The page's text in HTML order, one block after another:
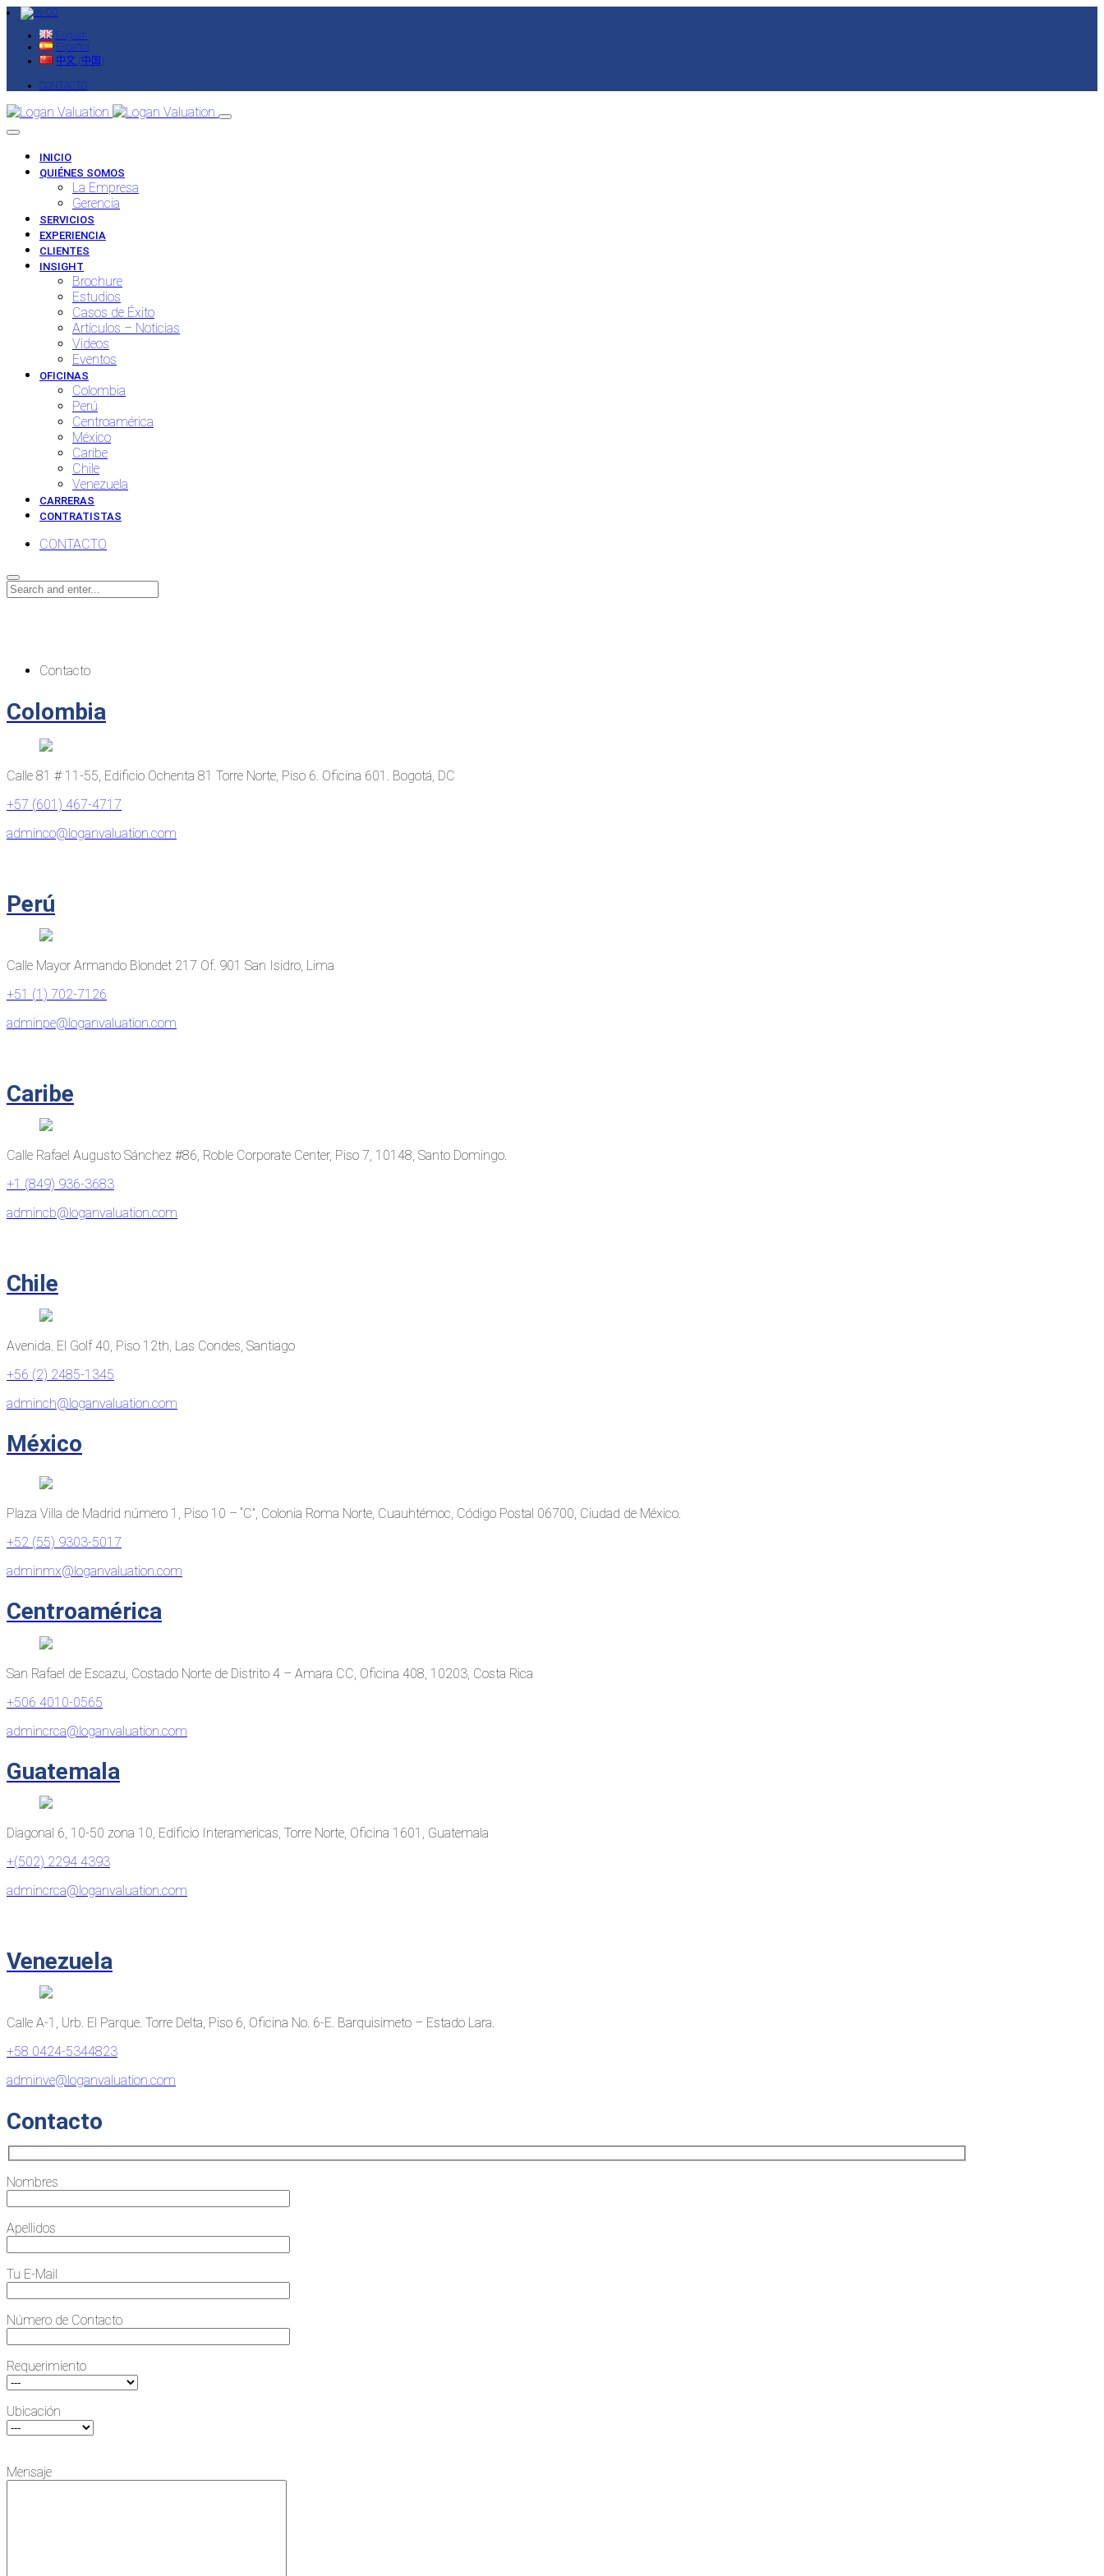
English
Español
中文 (中国)
CONTACTO
INICIO
QUIÉNES SOMOS
La Empresa
Gerencia
SERVICIOS
EXPERIENCIA
CLIENTES
INSIGHT
Brochure
Estudios
Casos de Éxito
Artículos – Noticias
Videos
Eventos
OFICINAS
Colombia
Perú
Centroamérica
México
Caribe
Chile
Venezuela
CARRERAS
CONTRATISTAS
CONTACTO
Contacto
Colombia
Calle 81 # 11-55, Edificio Ochenta 81 Torre Norte, Piso 6. Oficina 601. Bogotá, DC
+57 (601) 467-4717
adminco@loganvaluation.com
Perú
Calle Mayor Armando Blondet 217 Of. 901 San Isidro, Lima
+51 (1) 702-7126
adminpe@loganvaluation.com
Caribe
Calle Rafael Augusto Sánchez #86, Roble Corporate Center, Piso 7, 10148, Santo Domingo.
+1 (849) 936-3683
admincb@loganvaluation.com
Chile
Avenida. El Golf 40, Piso 12th, Las Condes, Santiago
+56 (2) 2485-1345
adminch@loganvaluation.com
México
Plaza Villa de Madrid número 1, Piso 10 – “C”, Colonia Roma Norte, Cuauhtémoc, Código Postal 06700, Ciudad de México.
+52 (55) 9303-5017
adminmx@loganvaluation.com
Centroamérica
San Rafael de Escazu, Costado Norte de Distrito 4 – Amara CC, Oficina 408, 10203, Costa Rica
+506 4010-0565
admincrca@loganvaluation.com
Guatemala
Diagonal 6, 10-50 zona 10, Edificio Interamericas, Torre Norte, Oficina 1601, Guatemala
+(502) 2294 4393
admincrca@loganvaluation.com
Venezuela
Calle A-1, Urb. El Parque. Torre Delta, Piso 6, Oficina No. 6-E. Barquisimeto – Estado Lara.
+58 0424-5344823
adminve@loganvaluation.com
Contacto
Nombres
Apellidos
Tu E-Mail
Número de Contacto
Requerimiento
Ubicación
Mensaje